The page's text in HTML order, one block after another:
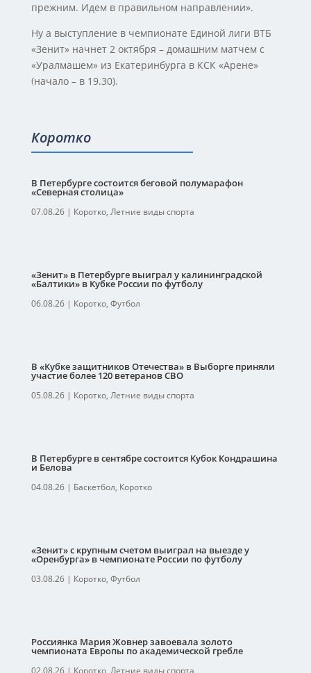
прежним. Идем в правильном направлении».
Ну а выступление в чемпионате Единой лиги ВТБ
«Зенит» начнет 2 октября – домашним матчем с
«Уралмашем» из Екатеринбурга в КСК «Арене»
(начало – в 19.30).
Коротко
В Петербурге состоится беговой полумарафон
«Северная столица»
07.08.26| Коротко, Летние виды спорта
«Зенит» в Петербурге выиграл у калининградской
«Балтики» в Кубке России по футболу
06.08.26| Коротко, Футбол
В «Кубке защитников Отечества» в Выборге приняли
участие более 120 ветеранов СВО
05.08.26| Коротко, Летние виды спорта
В Петербурге в сентябре состоится Кубок Кондрашина
и Белова
04.08.26| Баскетбол, Коротко
«Зенит» с крупным счетом выиграл на выезде у
«Оренбурга» в чемпионате России по футболу
03.08.26| Коротко, Футбол
Россиянка Мария Жовнер завоевала золото
чемпионата Европы по академической гребле
02.08.26| Коротко, Летние виды спорта